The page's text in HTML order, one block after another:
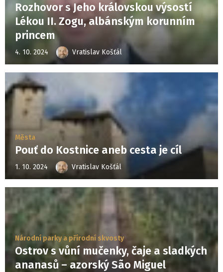
Rozhovor s Jeho královskou výsostí
Lékou II. Zogu, albánským korunním
princem
4. 10. 2024 Vratislav Košťál
Města
Pouť do Kostnice aneb cesta je cíl
1. 10. 2024 Vratislav Košťál
Národní parky a přírodní skvosty
Ostrov s vůní mučenky, čaje a sladkých
ananasů – azorský São Miguel